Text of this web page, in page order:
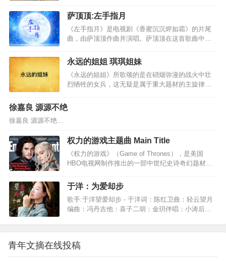
天上人间？ 如果在这片蔚蓝的深海中，你不曾死
去，我愿自断双脚，化为鱼。如果沉寂在无边的黑
妨。答应我，做我的驱魔人，穿越蒙昧，净化我
的…
乎眼泪要落下来听到更多的是无奈迷人的口哨神曲
《Caravan》，有一种旅行的轻松与惬意这是一首空
灵而富有穿透力的曲子，闭上眼睛跟随曲子的律
动，时而遨游于天际，时而策马扬鞭于茫茫无垠草
原，时而感受岁月俗风的温柔流淌，不着边际，神
游天外，怡然亦然。这首《Caravan》，轻松，鲜
人，聆听这样的音符，没有年代感，没有听不懂的
尴…
萨顶顶:左手指月
《左手指月》是电视剧《香蜜沉沉烬如霜》的片尾
曲，由萨顶顶作曲并演唱。萨顶顶在这首歌曲中尽
横跨三个八度，融合戏曲与花腔女高音唱法，头腔
咽腔信手拈来，真嗓假嗓切换自如，对高音的极致
控制力将剧情的张驰与人物复杂心理展现得淋漓尽
致！ 越听越飘渺，越听越空灵，越听越好听。左手
握大地右手握着天掌纹裂出了十方的闪电把时光匆
永远的姐姐 琪琪姐妹
《永远的姐姐》所歌颂的是在硝烟弥漫的战火中壮
烈牺牲的女兵，这无疑是属于重大题材的主旋律作
响的英雄走进了亲情的范畴。 这种对已故亲人情感
歌颂对象同听众之间的距离——此时的英雄不再是
遥远的，而是亲近的；不再是虚浮空泛的，而是真
实可感、似在眼前的。应当承认，作者从姐姐”的角
度来创作该曲是蹊径独辟、别出心裁的——我想叫
徐嘉良 源源不绝
徐嘉良 源源不绝…
权力的游戏主题曲 Main Title
《权力的游戏》（Game of Thrones），是美国
HBO电视网制作推出的一部中世纪史诗奇幻题材的
小说《冰与火之歌》系列。在2011年，美国HBO电
视网对《冰与火之歌》进行改编，拍成了《权力的
游戏》这部非常精彩的电视剧。其中的配乐非常震
撼，无与伦比。每次一听到觉得血液沸腾，纵横捭
侵犯！低沉的大提琴配合的太到位了。大提琴音域
宽广并且富于感情，能表达深沉和忧…
于洋：为爱却步
歌手:于洋望爱却步 - 于洋词：陈红卫曲：轻云望月
编曲：冯丹吉他：喜子二胡：金玥伴唱：小涛后
就走到结束谁能体会这揪心的痛楚我这颗心已非你
莫属怪只怪我当初望爱却步后悔没能牵手爱的旅途
青年文摘在线投稿